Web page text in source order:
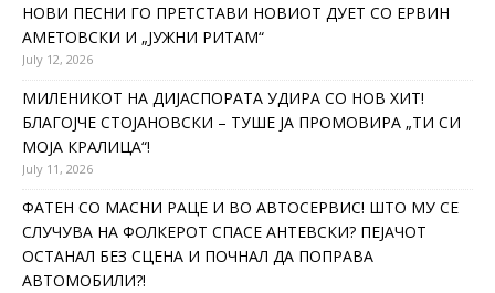
НОВИ ПЕСНИ ГО ПРЕТСТАВИ НОВИОТ ДУЕТ СО ЕРВИН
АМЕТОВСКИ И „ЈУЖНИ РИТАМ“
July 12, 2026
МИЛЕНИКОТ НА ДИЈАСПОРАТА УДИРА СО НОВ ХИТ!
БЛАГОЈЧЕ СТОЈАНОВСКИ – ТУШЕ ЈА ПРОМОВИРА „ТИ СИ
МОЈА КРАЛИЦА“!
July 11, 2026
ФАТЕН СО МАСНИ РАЦЕ И ВО АВТОСЕРВИС! ШТО МУ СЕ
СЛУЧУВА НА ФОЛКЕРОТ СПАСЕ АНТЕВСКИ? ПЕЈАЧОТ
ОСТАНАЛ БЕЗ СЦЕНА И ПОЧНАЛ ДА ПОПРАВА
АВТОМОБИЛИ?!